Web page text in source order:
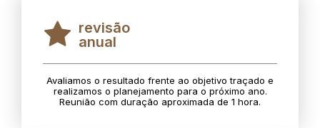
revisão
anual
Avaliamos o resultado frente ao objetivo traçado e
realizamos o planejamento para o próximo ano.
Reunião com duração aproximada de 1 hora.